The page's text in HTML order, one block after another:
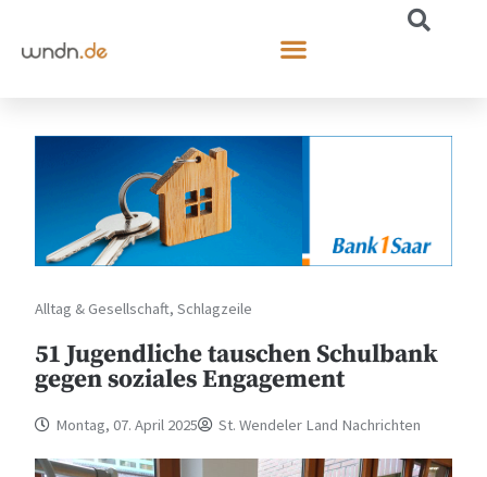
Alltag & Gesellschaft,Schlagzeile
51 Jugendliche tauschen Schulbank
gegen soziales Engagement
Montag, 07. April 2025 St. Wendeler Land Nachrichten